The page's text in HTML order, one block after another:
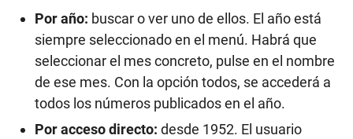
Por año: buscar o ver uno de ellos. El año está
siempre seleccionado en el menú. Habrá que
seleccionar el mes concreto, pulse en el nombre
de ese mes. Con la opción todos, se accederá a
todos los números publicados en el año.
Por acceso directo: desde 1952. El usuario